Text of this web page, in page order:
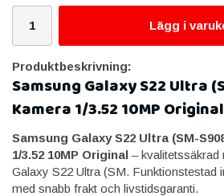
Lägg i
Produktbeskrivning:
Samsung Galaxy S22 Ultra
Kamera 1/3.52 10MP Original
Samsung Galaxy S22 Ultra (SM-
1/3.52 10MP Original – kvalitetssäkrad
Galaxy S22 Ultra (SM. Funktionstestad
med snabb frakt och livstidsgaranti.